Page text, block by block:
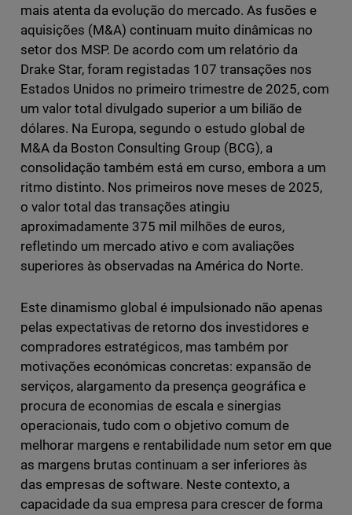
mais atenta da evolução do mercado. As fusões e
aquisições (M&A) continuam muito dinâmicas no
setor dos MSP. De acordo com um relatório da
Drake Star, foram registadas 107 transações nos
Estados Unidos no primeiro trimestre de 2025, com
um valor total divulgado superior a um bilião de
dólares. Na Europa, segundo o estudo global de
M&A da Boston Consulting Group (BCG), a
consolidação também está em curso, embora a um
ritmo distinto. Nos primeiros nove meses de 2025,
o valor total das transações atingiu
aproximadamente 375 mil milhões de euros,
refletindo um mercado ativo e com avaliações
superiores às observadas na América do Norte.
Este dinamismo global é impulsionado não apenas
pelas expectativas de retorno dos investidores e
compradores estratégicos, mas também por
motivações económicas concretas: expansão de
serviços, alargamento da presença geográfica e
procura de economias de escala e sinergias
operacionais, tudo com o objetivo comum de
melhorar margens e rentabilidade num setor em que
as margens brutas continuam a ser inferiores às
das empresas de software. Neste contexto, a
capacidade da sua empresa para crescer de forma